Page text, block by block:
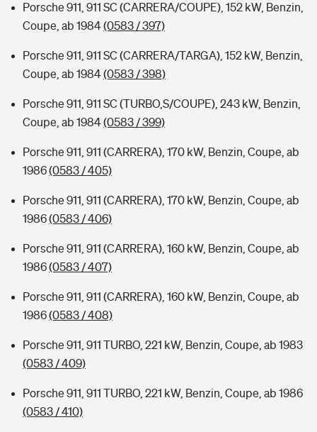
Porsche 911, 911 SC (CARRERA/COUPE), 152 kW, Benzin,
Coupe, ab 1984(0583 / 397)
Porsche 911, 911 SC (CARRERA/TARGA), 152 kW, Benzin,
Coupe, ab 1984(0583 / 398)
Porsche 911, 911 SC (TURBO,S/COUPE), 243 kW, Benzin,
Coupe, ab 1984(0583 / 399)
Porsche 911, 911 (CARRERA), 170 kW, Benzin, Coupe, ab
1986(0583 / 405)
Porsche 911, 911 (CARRERA), 170 kW, Benzin, Coupe, ab
1986(0583 / 406)
Porsche 911, 911 (CARRERA), 160 kW, Benzin, Coupe, ab
1986(0583 / 407)
Porsche 911, 911 (CARRERA), 160 kW, Benzin, Coupe, ab
1986(0583 / 408)
Porsche 911, 911 TURBO, 221 kW, Benzin, Coupe, ab 1983
(0583 / 409)
Porsche 911, 911 TURBO, 221 kW, Benzin, Coupe, ab 1986
(0583 / 410)